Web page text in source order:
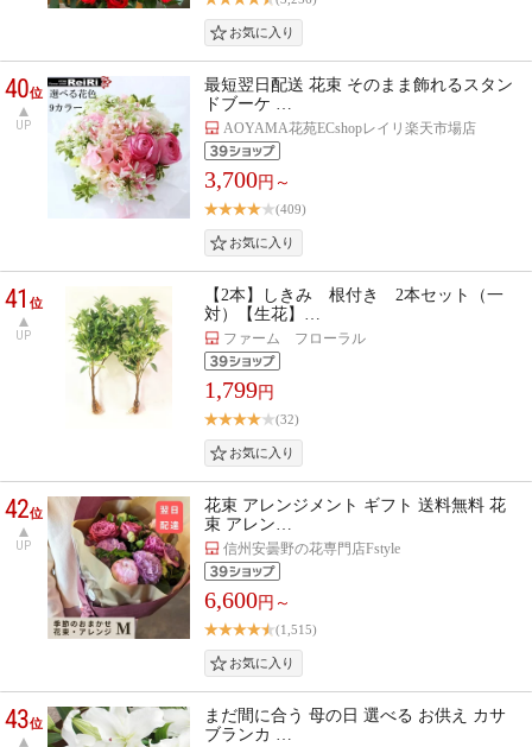
40位
UP
最短翌日配送 花束 そのまま飾れるスタン
ドブーケ …
AOYAMA花苑ECshopレイリ楽天市場店
3,700円～
(409)
41位
UP
【2本】しきみ 根付き 2本セット（一
対）【生花】…
ファーム フローラル
1,799円
(32)
42位
UP
花束 アレンジメント ギフト 送料無料 花
束 アレン…
信州安曇野の花専門店Fstyle
6,600円～
(1,515)
43位
まだ間に合う 母の日 選べる お供え カサ
ブランカ …